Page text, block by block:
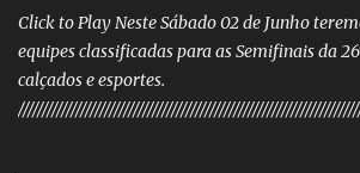
Click to Play Neste Sábado 02 de Junho
equipes classificadas para as Semifinais da
calçados e esportes.